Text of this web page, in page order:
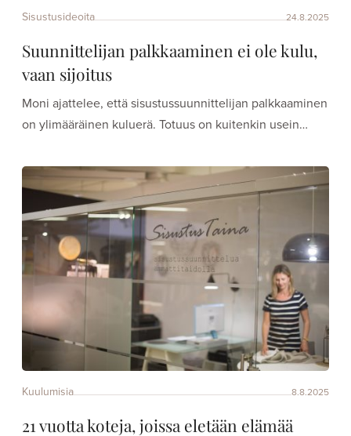
Sisustusideoita 24.8.2025
Suunnittelijan palkkaaminen ei ole kulu,
vaan sijoitus
Moni ajattelee, että sisustussuunnittelijan palkkaaminen
on ylimääräinen kuluerä. Totuus on kuitenkin usein…
Kuulumisia 8.8.2025
21 vuotta koteja, joissa eletään elämää